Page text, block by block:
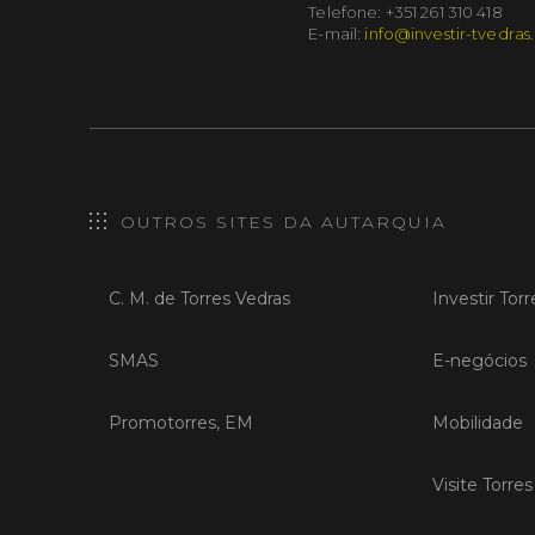
Telefone: +351 261 310 418
E-mail: info@investir-
OUTROS SITES DA AUTARQUIA
C. M. de Torres Vedras
SMAS
Promotorres, EM
Investir
E-negócios
Mobilidade
Visite